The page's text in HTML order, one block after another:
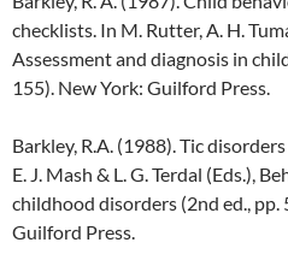
checklists. In M. Rutter, A. H.
Assessment and diagnosis in
155). New York: Guilford Press.
Barkley, R.A. (1988). Tic
E. J. Mash & L. G. Terdal (Eds.),
childhood disorders (2nd ed., pp.
Guilford Press.